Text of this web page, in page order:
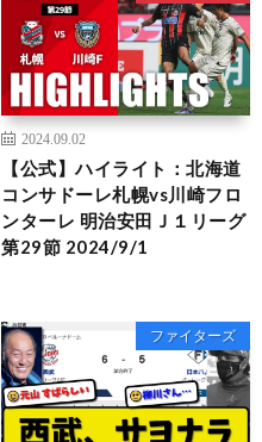
2024.09.02
【公式】ハイライト：北海道
コンサドーレ札幌vs川崎フロ
ンターレ 明治安田Ｊ１リーグ
第29節 2024/9/1
ファイターズ